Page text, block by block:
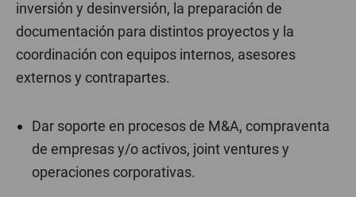
inversión y desinversión, la preparación de
documentación para distintos proyectos y la
coordinación con equipos internos, asesores
externos y contrapartes.
Dar soporte en procesos de M&A, compraventa
de empresas y/o activos, joint ventures y
operaciones corporativas.